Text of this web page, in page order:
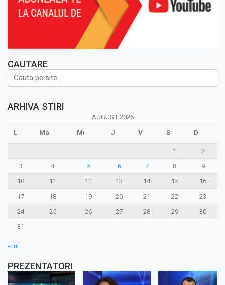
CAUTARE
ARHIVA STIRI
AUGUST 2026
L Ma Mi J V S D
1
2
3
4 5 6 7 8
9
10
11 12 13 14 15
16
17
18 19 20 21 22
23
24
25 26 27 28 29
30
31
« iul.
PREZENTATORI